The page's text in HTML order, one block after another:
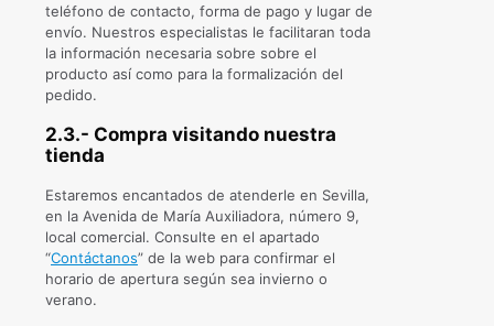
teléfono de contacto, forma de pago y lugar de
envío. Nuestros especialistas le facilitaran toda
la información necesaria sobre sobre el
producto así como para la formalización del
pedido.
2.3.- Compra visitando nuestra
tienda
Estaremos encantados de atenderle en Sevilla,
en la Avenida de María Auxiliadora, número 9,
local comercial. Consulte en el apartado
“Contáctanos” de la web para confirmar el
horario de apertura según sea invierno o
verano.